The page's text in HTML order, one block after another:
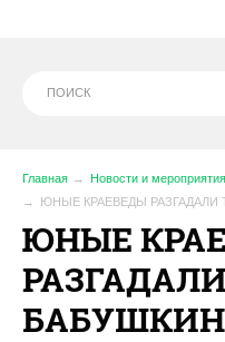
Главная
Новости и мероприятия
ЮНЫЕ КРАЕВЕДЫ
ЮНЫЕ